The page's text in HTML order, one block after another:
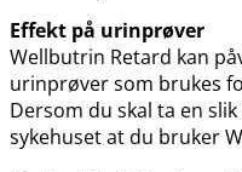
Effekt på urinprøver
Wellbutrin Retard kan
urinprøver som brukes
Dersom du skal ta en
sykehuset at du bruker